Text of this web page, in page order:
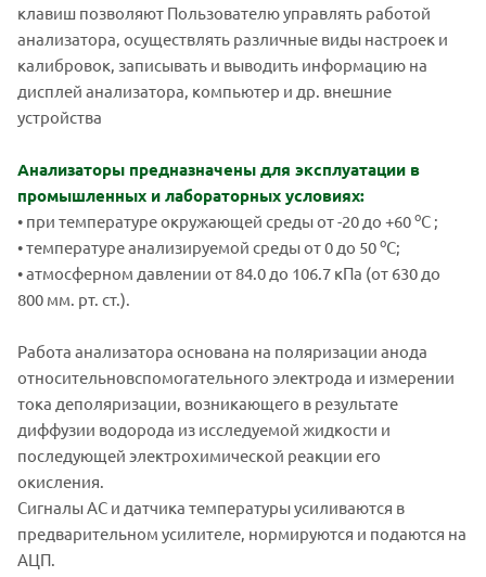
клавиш позволяют Пользователю управлять работой
анализатора, осуществлять различные виды настроек и
калибровок, записывать и выводить информацию на
дисплей анализатора, компьютер и др. внешние
устройства
Анализаторы предназначены для эксплуатации в
промышленных и лабораторных условиях:
• при температуре окружающей среды от -20 до +60оС ;
• температуре анализируемой среды от 0 до 50оС;
• атмосферном давлении от 84.0 до 106.7 кПа (от 630 до
800 мм. рт. ст.).
Работа анализатора основана на поляризации анода
относительновспомогательного электрода и измерении
тока деполяризации, возникающего в результате
диффузии водорода из исследуемой жидкости и
последующей электрохимической реакции его
окисления.
Сигналы АС и датчика температуры усиливаются в
предварительном усилителе, нормируются и подаются на
АЦП.